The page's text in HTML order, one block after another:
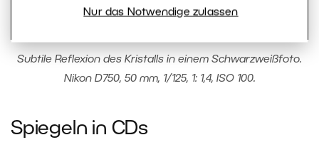
Nur das Notwendige zulassen
Subtile Reflexion des Kristalls in einem Schwarzweißfoto.
Nikon D750, 50 mm, 1/125, 1: 1,4, ISO 100.
Spiegeln in CDs